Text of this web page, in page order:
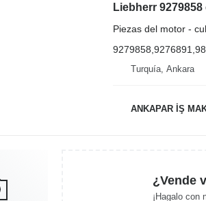
Piezas del motor -
Turquía, Ankara
ANKAPAR İŞ MAK.
¿Vende
¡Hagalo con